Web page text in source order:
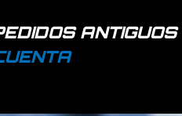
ANTIGUOS